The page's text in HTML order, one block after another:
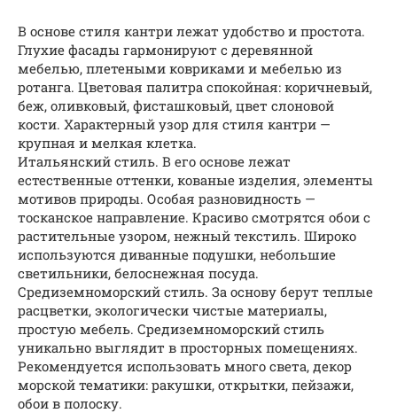
В основе стиля кантри лежат удобство и простота.
Глухие фасады гармонируют с деревянной
мебелью, плетеными ковриками и мебелью из
ротанга. Цветовая палитра спокойная: коричневый,
беж, оливковый, фисташковый, цвет слоновой
кости. Характерный узор для стиля кантри —
крупная и мелкая клетка.
Итальянский стиль. В его основе лежат
естественные оттенки, кованые изделия, элементы
мотивов природы. Особая разновидность —
тосканское направление. Красиво смотрятся обои с
растительные узором, нежный текстиль. Широко
используются диванные подушки, небольшие
светильники, белоснежная посуда.
Средиземноморский стиль. За основу берут теплые
расцветки, экологически чистые материалы,
простую мебель. Средиземноморский стиль
уникально выглядит в просторных помещениях.
Рекомендуется использовать много света, декор
морской тематики: ракушки, открытки, пейзажи,
обои в полоску.